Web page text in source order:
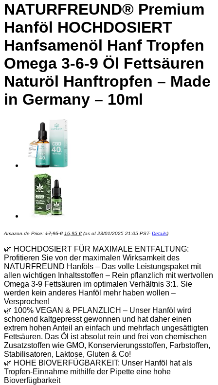
NATURFREUND® Premium
Hanföl HOCHDOSIERT
Hanfsamenöl Hanf Tropfen
Omega 3-6-9 Öl Fettsäuren
Naturöl Hanftropfen – Made
in Germany – 10ml
Amazon.de Price: 17,95€ Preis
17,95 €
16,95 €Preis
16,95 €.
(as of 23/01/2025 21:05 PST- Details)
🌿 HOCHDOSIERT FÜR MAXIMALE ENTFALTUNG:
Profitieren Sie von der maximalen Wirksamkeit des
NATURFREUND Hanföls – Das volle Leistungspaket mit
allen wichtigen Inhaltsstoffen – Rein pflanzlich mit wertvollen
Omega 3-9 Fettsäuren im optimalen Verhältnis 3:1. Sie
werden kein anderes Hanföl mehr haben wollen –
Versprochen!
🌿 100% VEGAN & PFLANZLICH – Unser Hanföl wird
schonend kaltgepresst gewonnen und hat daher einen
extrem hohen Anteil an einfach und mehrfach ungesättigten
Fettsäuren. Das Öl ist absolut rein und frei von chemischen
Zusatzstoffen wie GMO, Konservierungsstoffen, Farbstoffen,
Stabilisatoren, Laktose, Gluten & Co!
🌿 HOHE BIOVERFÜGBARKEIT: Unser Hanföl hat als
Tropfen-Einnahme mithilfe der Pipette eine hohe
Bioverfügbarkeit